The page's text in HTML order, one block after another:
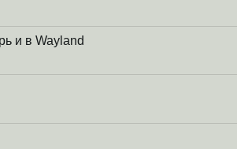
и в Wayland